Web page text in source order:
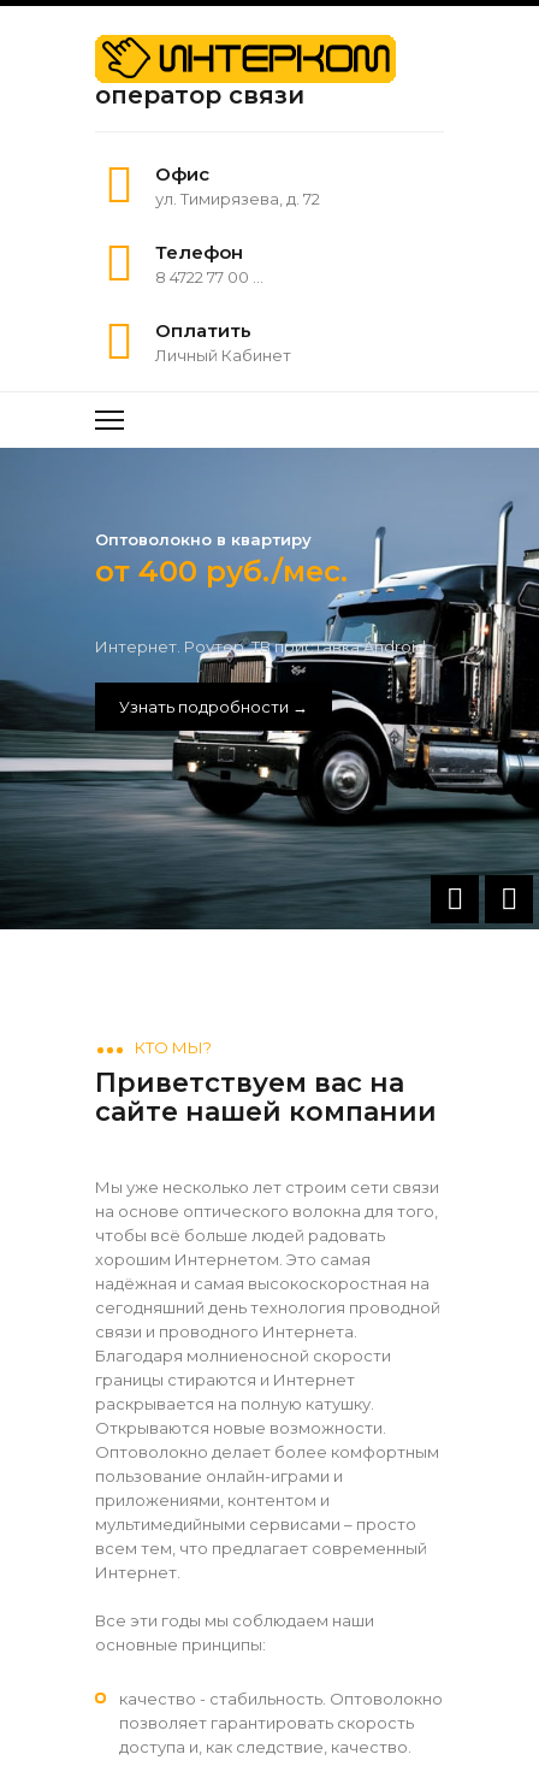
оператор связи
Офис
ул. Тимирязева, д. 72
Телефон
8 4722 77 00 ...
Оплатить
Личный Кабинет
Оптоволокно в квартиру
от 400 руб./мес.
Интернет. Роутер. ТВ приставка Android
Узнать подробности →
КТО МЫ?
Приветствуем вас на
сайте нашей компании
Мы уже несколько лет строим сети связи
на основе оптического волокна для того,
чтобы всё больше людей радовать
хорошим Интернетом. Это самая
надёжная и самая высокоскоростная на
сегодняшний день технология проводной
связи и проводного Интернета.
Благодаря молниеносной скорости
границы стираются и Интернет
раскрывается на полную катушку.
Открываются новые возможности.
Оптоволокно делает более комфортным
пользование онлайн-играми и
приложениями, контентом и
мультимедийными сервисами – просто
всем тем, что предлагает современный
Интернет.
Все эти годы мы соблюдаем наши
основные принципы:
качество - стабильность. Оптоволокно
позволяет гарантировать скорость
доступа и, как следствие, качество.